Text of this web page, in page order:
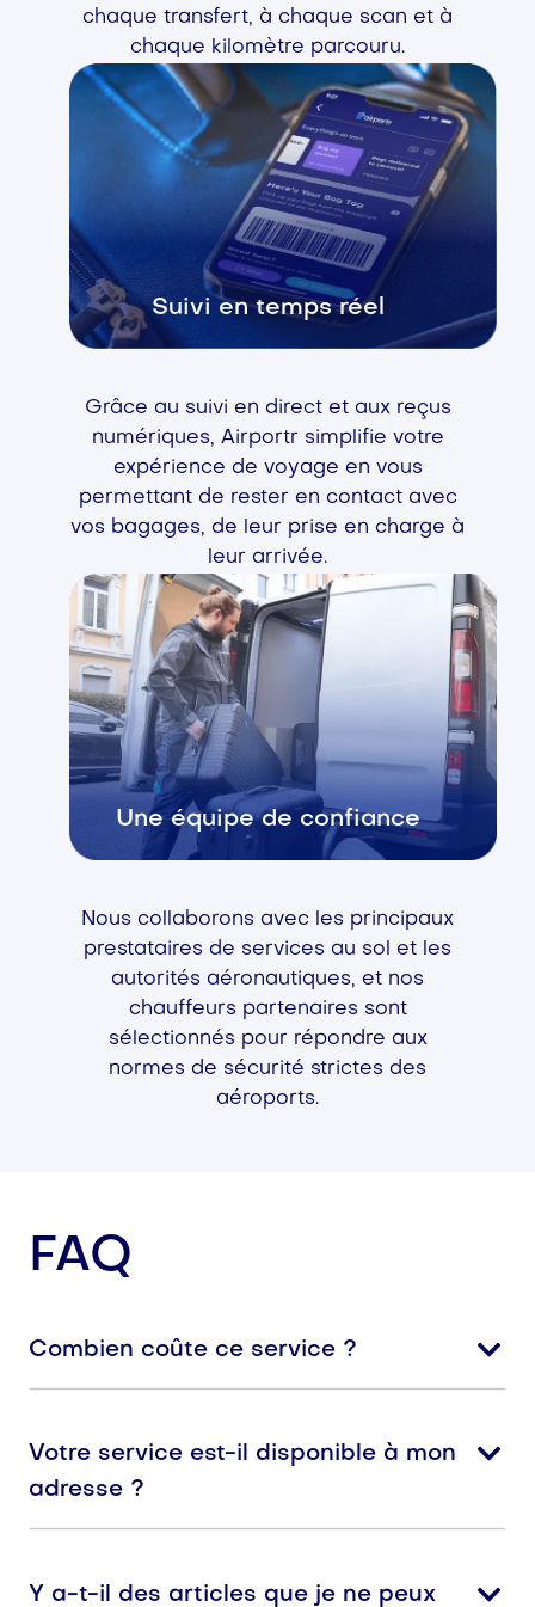
chaque transfert, à chaque scan et à
chaque kilomètre parcouru.
Suivi en temps réel
Grâce au suivi en direct et aux reçus
numériques, Airportr simplifie votre
expérience de voyage en vous
permettant de rester en contact avec
vos bagages, de leur prise en charge à
leur arrivée.
Une équipe de confiance
Nous collaborons avec les principaux
prestataires de services au sol et les
autorités aéronautiques, et nos
chauffeurs partenaires sont
sélectionnés pour répondre aux
normes de sécurité strictes des
aéroports.
FAQ
Combien coûte ce service ?
Votre service est-il disponible à mon
adresse ?
Y a-t-il des articles que je ne peux